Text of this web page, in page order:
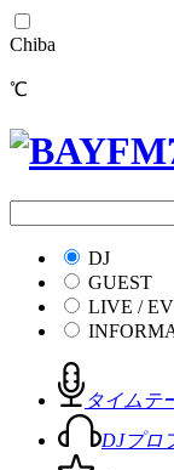
Chiba
℃
DJ
GUEST
LIVE /
タイムテ
DJプロ